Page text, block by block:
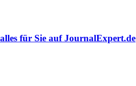
für Sie auf JournalExpert.de